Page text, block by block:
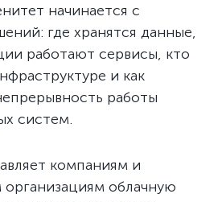
начинается с
где хранятся данные,
работают сервисы, кто
и как
работы
систем.
компаниям и
организациям облачную